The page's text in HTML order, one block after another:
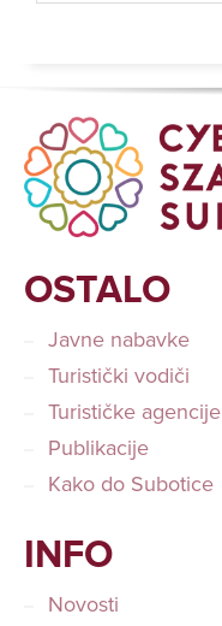
OSTALO
Javne nabavke
Turistički vodiči
Turističke agencije
Publikacije
Kako do Subotice
INFO
Novosti